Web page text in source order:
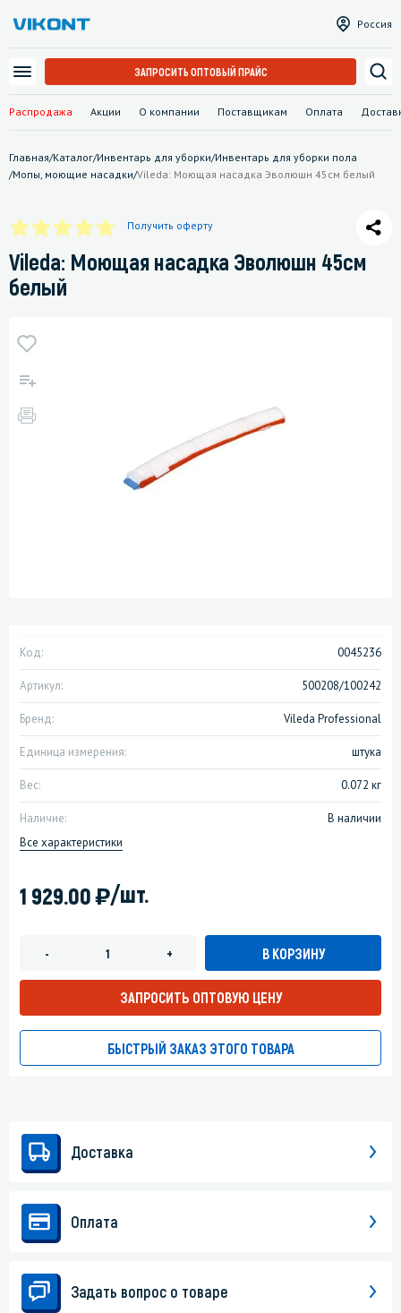
Распродажа Акции О компании Поставщикам Оплата
Россия
ЗАПРОСИТЬ ОПТОВЫЙ ПРАЙС
Главная/Каталог/Инвентарь для уборки/Инвентарь для уборки пола
/Мопы, моющие насадки/Vileda: Моющая насадка Эволюшн 45см белый
Получить оферту
Vileda: Моющая насадка Эволюшн 45см
белый
Код: 0045236
Артикул: 500208/100242
Бренд: Vileda Professional
Единица измерения: штука
Вес: 0.072 кг
Наличие:
В наличии
Все характеристики
1 929.00)/шт.
- + В КОРЗИНУ
ЗАПРОСИТЬ ОПТОВУЮ ЦЕНУ
БЫСТРЫЙ ЗАКАЗ ЭТОГО ТОВАРА
Доставка
Оплата
Задать вопрос о товаре